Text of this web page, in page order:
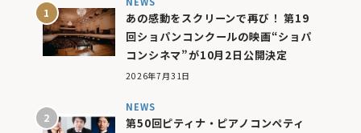
あの感動をスクリーンで再び！ 第19
回ショパンコンクールの映画“ショパ
コンシネマ”が10月2日公開決定
2026年7月31日
NEWS
第50回ピティナ・ピアノコンペティ